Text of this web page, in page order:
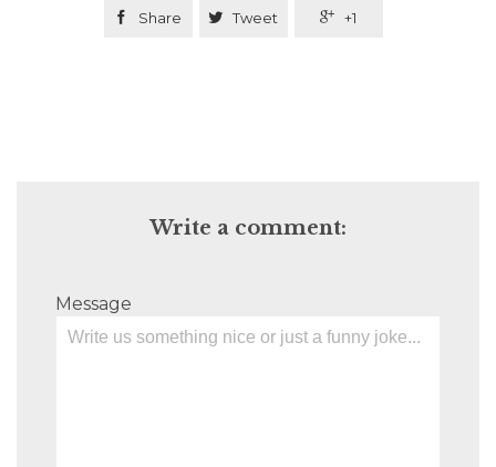
 Share  Tweet  +1
Write a comment:
Message